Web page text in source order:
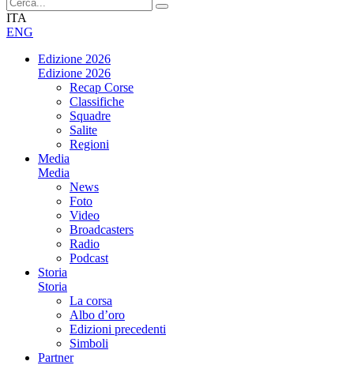
ITA
ENG
Edizione 2026
Edizione 2026
Recap Corse
Classifiche
Squadre
Salite
Regioni
Media
Media
News
Foto
Video
Broadcasters
Radio
Podcast
Storia
Storia
La corsa
Albo d’oro
Edizioni precedenti
Simboli
Partner